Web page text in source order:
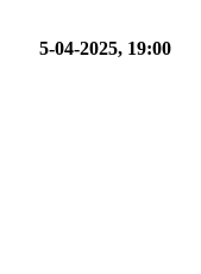
5-04-2025, 19:00